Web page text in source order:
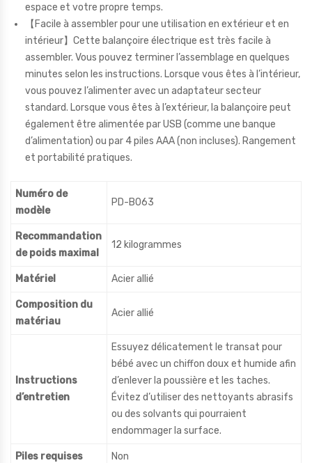
espace et votre propre temps.
【Facile à assembler pour une utilisation en extérieur et en
intérieur】Cette balançoire électrique est très facile à
assembler. Vous pouvez terminer l’assemblage en quelques
minutes selon les instructions. Lorsque vous êtes à l’intérieur,
vous pouvez l’alimenter avec un adaptateur secteur
standard. Lorsque vous êtes à l’extérieur, la balançoire peut
également être alimentée par USB (comme une banque
d’alimentation) ou par 4 piles AAA (non incluses). Rangement
et portabilité pratiques.
Numéro de
modèle
PD-B063
Recommandation
de poids maximal
12 kilogrammes
Matériel Acier allié
Composition du
matériau
Acier allié
Instructions
d’entretien
Essuyez délicatement le transat pour
bébé avec un chiffon doux et humide afin
d’enlever la poussière et les taches.
Évitez d’utiliser des nettoyants abrasifs
ou des solvants qui pourraient
endommager la surface.
Piles requises Non